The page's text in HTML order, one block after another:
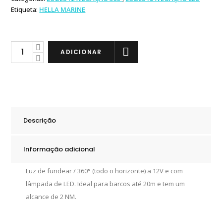
Etiqueta: HELLA MARINE
Hella
Fundear
ADICIONAR
Descrição
Informação adicional
Luz de fundear / 360° (todo o horizonte) a 12V e com
lâmpada de LED. Ideal para barcos até 20m e tem um
alcance de 2 NM.